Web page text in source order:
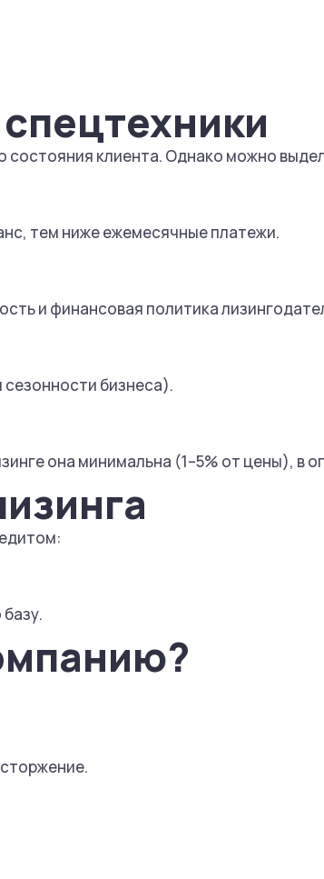
состояния клиента. Однако можно
тем ниже ежемесячные платежи.
и финансовая политика
бизнеса).
она минимальна (1–5% от цены), в